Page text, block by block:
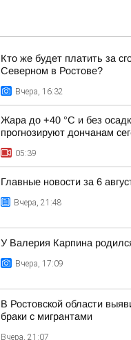
Кто же будет платить за
Северном в Ростове?
Вчера, 16:32
Жара до +40 °С и без
прогнозируют дончанам
05:39
Главные новости за 6
Вчера, 21:48
У Валерия Карпина
Вчера, 17:09
В Ростовской области
браки с мигрантами
Вчера, 21:07